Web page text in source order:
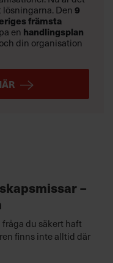
–
du säkert haft
finns inte alltid där
Den9
främsta
en handlingsplan
din organisation